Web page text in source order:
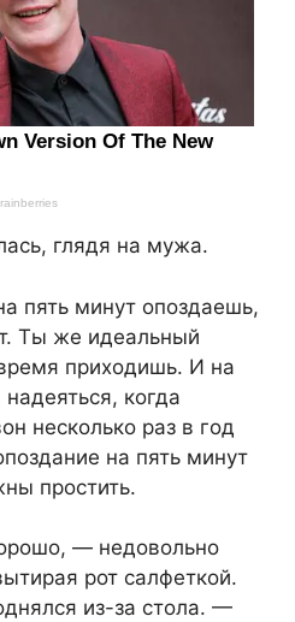
глядя на мужа.
пять минут опоздаешь,
Ты же идеальный
приходишь. И на
когда
несколько раз в год
на пять минут
простить.
— недовольно
рот салфеткой.
из-за стола. —